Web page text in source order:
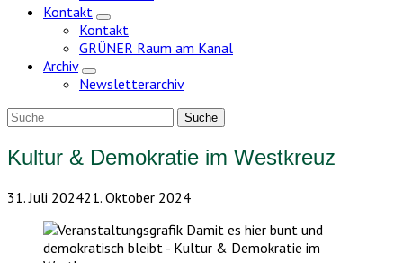
Kontakt
Zeige
Untermenü
Kontakt
GRÜNER Raum am Kanal
Archiv
Zeige
Untermenü
Newsletterarchiv
Kultur & Demokratie im Westkreuz
31. Juli 202421. Oktober 2024